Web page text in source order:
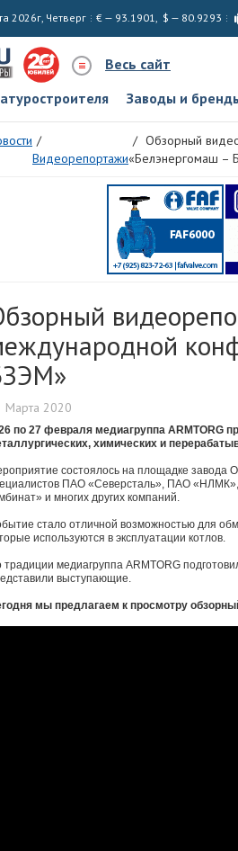
2026г, Четверг € — 93.1901, $ — 80.9293
Весь сайт
Заводы и
Видеорепортажи
Обзорный
«Белэнергомаш –
Марта 2020
по 27 февраля медиагруппа ARMTORG
химических и
состоялось на площадке завода
ПАО «Северсталь», ПАО
и многих других компаний.
стало отличной возможностью для
используются в эксплуатации котлов.
традиции медиагруппа ARMTORG
выступающие.
мы предлагаем к просмотру